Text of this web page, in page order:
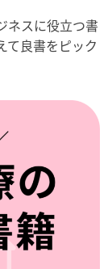
ネスに役立つ書
て良書をピック